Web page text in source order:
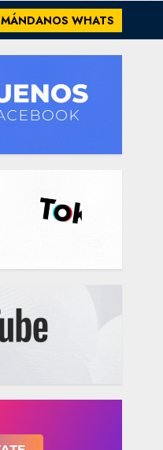
MÁNDANOS WHATS